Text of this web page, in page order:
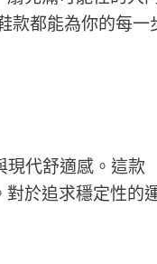
款都能為你的每一
代舒適感。這款
於追求穩定性的